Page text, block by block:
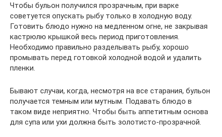
Чтобы бульон получился прозрачным, при варке
советуется опускать рыбу только в холодную воду.
Готовить блюдо нужно на медленном огне, не закрывая
кастрюлю крышкой весь период приготовления.
Необходимо правильно разделывать рыбу, хорошо
промывать перед готовкой холодной водой и удалить
пленки.
Бывают случаи, когда, несмотря на все старания, бульон
получается темным или мутным. Подавать блюдо в
таком виде неприятно. Чтобы быть аппетитным основа
для супа или ухи должна быть золотисто-прозрачной.